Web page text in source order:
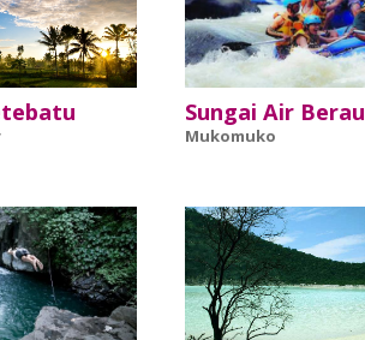
Sungai Air Berau
Mukomuko